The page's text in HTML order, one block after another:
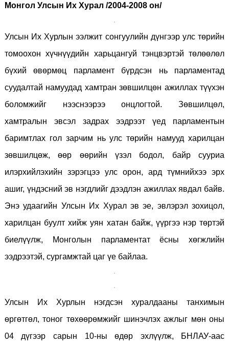
Монгол Улсын Их Хурал /2004-2008 он/
Улсын Их Хурлын ээлжит сонгуулийн дүнгээр улс төрийн
томоохон хүчнүүдийн харьцангуй тэнцвэртэй төлөөлөл
бүхий өвөрмөц парламент бүрдсэн нь парламентад
суудалтай намуудад хамтран зөвшилцөн ажиллах түүхэн
боломжийг нээснээрээ онцлогтой. Зөвшилцөл,
хамтралын эвсэл задрах ээдрээт үед парламентын
баримтлах гол зарчим нь улс төрийн намууд харилцан
зөвшилцөж, өөр өөрийн үзэл бодол, байр сууриа
илэрхийлэхийн зэрэгцээ улс орон, ард түмнийхээ эрх
ашиг, үндэсний эв нэгдлийг дээдлэн ажиллах явдал байв.
Энэ удаагийн Улсын Их Хурал эв эе, эвлэрэл зохицол,
харилцан буулт хийж уян хатан байж, үүргээ нэр төртэй
биелүүлж, Монголын парламентат ёсны хөгжлийн
ээдрээтэй, сургамжтай цаг үе байлаа.
Улсын Их Хурлын нэгдсэн хуралдааны танхимын
өргөтгөл, тоног төхөөрөмжийг шинэчлэх ажлыг мөн оны
04 дүгээр сарын 10-ны өдөр эхлүүлж, БНЛАУ-аас